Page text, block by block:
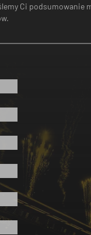
Ci podsumowanie